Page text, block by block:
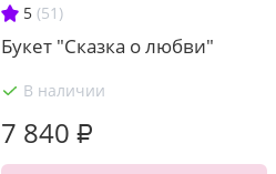
5 (51)
Букет "Сказка о любви"
В наличии
7 840 ₽